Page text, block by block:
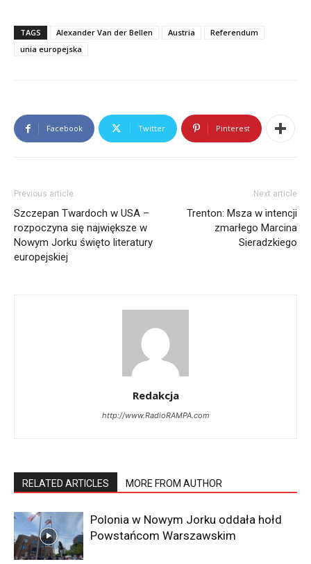
TAGS Alexander Van der Bellen Austria
Referendum
unia europejska
Facebook Twitter Pinterest
Previous article
Szczepan Twardoch w USA –
rozpoczyna się największe w
Nowym Jorku święto literatury
europejskiej
Next article
Trenton: Msza w intencji
zmarłego Marcina
Sieradzkiego
Redakcja
http://www.RadioRAMPA.com
RELATED ARTICLES MORE FROM AUTHOR
Polonia w Nowym Jorku oddała hołd
Powstańcom Warszawskim